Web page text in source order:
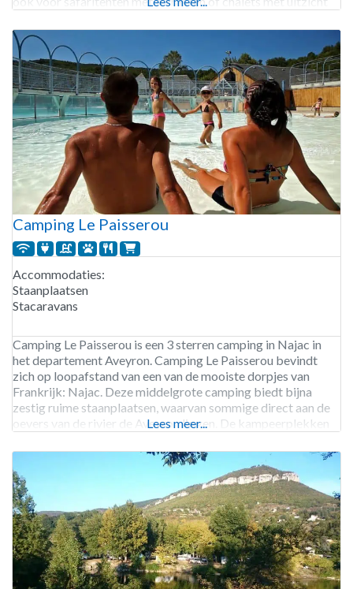
Camping Le Paisserou
Accommodaties:
Staanplaatsen
Stacaravans
Camping Le Paisserou is een 3 sterren camping in Najac in
het departement Aveyron. Camping Le Paisserou bevindt
zich op loopafstand van een van de mooiste dorpjes van
Frankrijk: Najac. Deze middelgrote camping biedt bijna
zestig ruime staanplaatsen, waarvan sommige direct aan de
oevers van de rivier de Aveyron liggen. De kampeerplekken
Lees meer...